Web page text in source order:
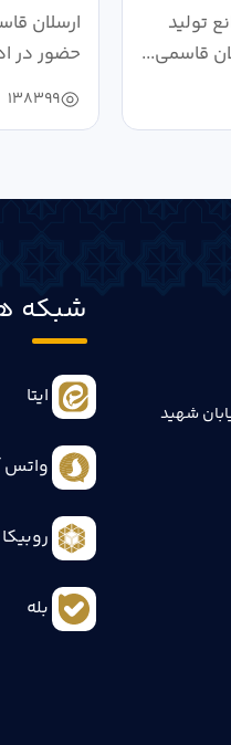
تولید
قاسمی...
ارسلان
حضور در
بازرسی...
138399
شهید
شبکه
ایتا
واتس
روبیکا
بله